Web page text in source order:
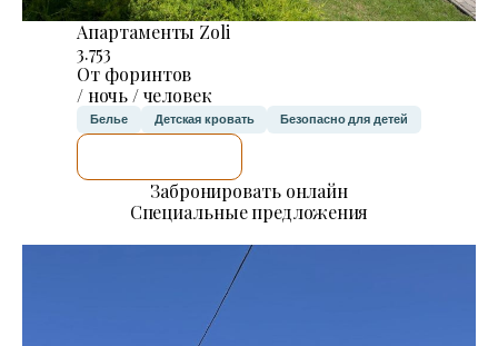
Апартаменты Zoli
3.753
От форинтов
/ ночь / человек
Белье Детская кровать Безопасно для детей
Забронировать онлайн
Специальные предложения